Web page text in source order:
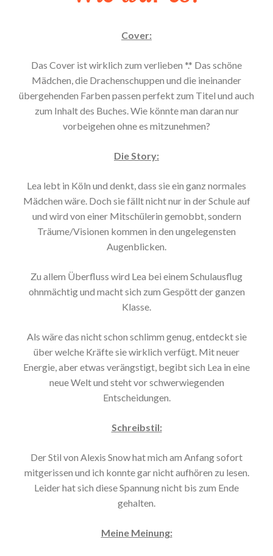
Cover:
Das Cover ist wirklich zum verlieben *.* Das schöne
Mädchen, die Drachenschuppen und die ineinander
übergehenden Farben passen perfekt zum Titel und auch
zum Inhalt des Buches. Wie könnte man daran nur
vorbeigehen ohne es mitzunehmen?
Die Story:
Lea lebt in Köln und denkt, dass sie ein ganz normales
Mädchen wäre. Doch sie fällt nicht nur in der Schule auf
und wird von einer Mitschülerin gemobbt, sondern
Träume/Visionen kommen in den ungelegensten
Augenblicken.
Zu allem Überfluss wird Lea bei einem Schulausflug
ohnmächtig und macht sich zum Gespött der ganzen
Klasse.
Als wäre das nicht schon schlimm genug, entdeckt sie
über welche Kräfte sie wirklich verfügt. Mit neuer
Energie, aber etwas verängstigt, begibt sich Lea in eine
neue Welt und steht vor schwerwiegenden
Entscheidungen.
Schreibstil:
Der Stil von Alexis Snow hat mich am Anfang sofort
mitgerissen und ich konnte gar nicht aufhören zu lesen.
Leider hat sich diese Spannung nicht bis zum Ende
gehalten.
Meine Meinung: